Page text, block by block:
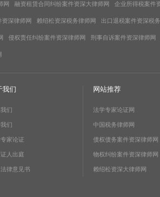
网 融资租赁合同纠纷案件资深大律师网 企业所得税案件
深律师网 赖绍松资深税务律师网 出口退税案件资深税
侵权责任纠纷案件资深律师网 刑事自诉案件资深律师网
我们
们
们
家论证
人出庭
律意见书
网站推荐
法学专家论证网
中国税务律师网
债权债务案件资深律师网
物权纠纷案件资深律师网
赖绍松资深大律师网